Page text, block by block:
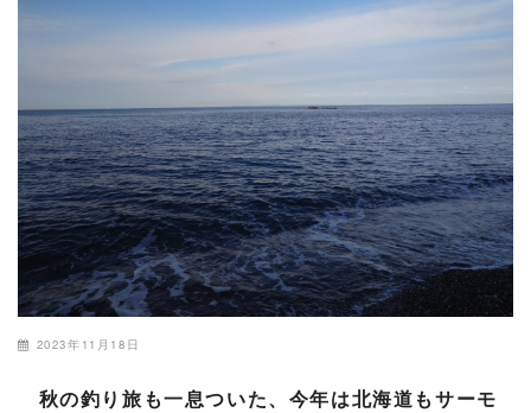
2023年11月18日
秋の釣り旅も一息ついた、今年は北海道もサーモ